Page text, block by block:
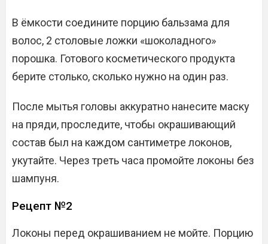
В ёмкости соедините порцию бальзама для
волос, 2 столовые ложки «шоколадного»
порошка. Готового косметического продукта
берите столько, сколько нужно на один раз.
После мытья головы аккуратно нанесите маску
на пряди, проследите, чтобы окрашивающий
состав был на каждом сантиметре локонов,
укутайте. Через треть часа промойте локоны без
шампуня.
Рецепт №2
Локоны перед окрашиванием не мойте. Порцию